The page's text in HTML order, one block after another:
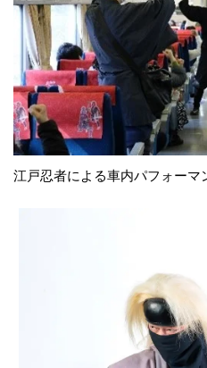
江戸忍者による車内パフォーマ